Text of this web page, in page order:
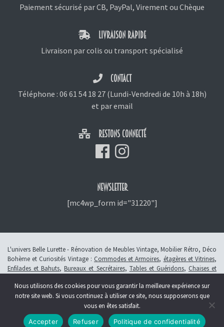
Paiement sécurisé par CB, PayPal, Virement ou Chèque
LIVRAISON RAPIDE
Livraison par colis ou transport spécialisé
CONTACT
Téléphone : 06 61 54 18 27(Lundi-Vendredi de 10h à 18h)
et par email
RESTONS CONNECTÉ
NEWSLETTER
[mc4wp_form id="31220"]
L'univers Belle Lurette - Rénovation de Meubles Vintage, Mobilier Rétro, Déco
Bohème et Curiosités Vintage : Commodes et Armoires, étagères et Vitrines,
Enfilades et Bahuts,Bureaux et Secrétaires, Tables et Guéridons, Chaises et
© 2013 - 2026 L'atelier Belle Lurette - Rénovation de meubles vintage, en
Alsace à Colmar -Révoquer le consentement
Création :Symbioseo
Nous utilisons des cookies pour vous garantir la meilleure expérience sur
notre site web. Si vous continuez à utiliser ce site, nous supposerons que
vous en êtes satisfait.
Accepter Refuser Politique de confidentialité